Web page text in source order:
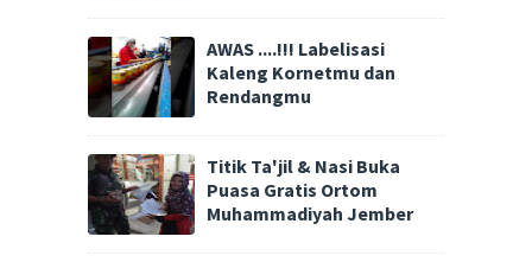
AWAS ....!!! Labelisasi
Kaleng Kornetmu dan
Rendangmu
Titik Ta'jil & Nasi Buka
Puasa Gratis Ortom
Muhammadiyah Jember